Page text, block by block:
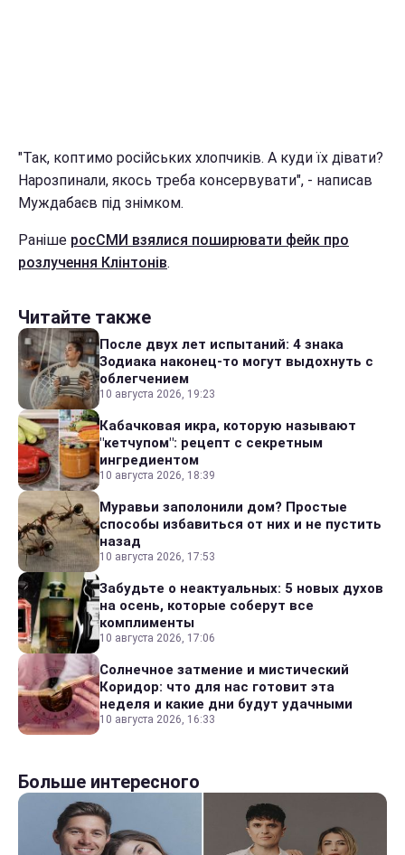
"Так, коптимо російських хлопчиків. А куди їх дівати?
Нарозпинали, якось треба консервувати", - написав
Муждабаєв під знімком.
Раніше росСМИ взялися поширювати фейк про
розлучення Клінтонів.
Читайте также
После двух лет испытаний: 4 знака
Зодиака наконец-то могут выдохнуть с
облегчением
10 августа 2026, 19:23
Кабачковая икра, которую называют
"кетчупом": рецепт с секретным
ингредиентом
10 августа 2026, 18:39
Муравьи заполонили дом? Простые
способы избавиться от них и не пустить
назад
10 августа 2026, 17:53
Забудьте о неактуальных: 5 новых духов
на осень, которые соберут все
комплименты
10 августа 2026, 17:06
Солнечное затмение и мистический
Коридор: что для нас готовит эта
неделя и какие дни будут удачными
10 августа 2026, 16:33
Больше интересного